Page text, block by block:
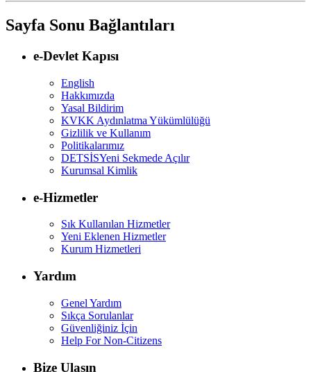
Sayfa Sonu Bağlantıları
e-Devlet Kapısı
English
Hakkımızda
Yasal Bildirim
KVKK Aydınlatma Yükümlülüğü
Gizlilik ve Kullanım
Politikalarımız
DETSİSYeni Sekmede Açılır
Kurumsal Kimlik
e-Hizmetler
Sık Kullanılan Hizmetler
Yeni Eklenen Hizmetler
Kurum Hizmetleri
Yardım
Genel Yardım
Sıkça Sorulanlar
Güvenliğiniz İçin
Help For Non-Citizens
Bize Ulaşın